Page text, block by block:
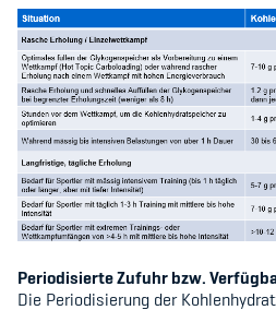
Periodisierte Zufuhr bzw.
Die Periodisierung der